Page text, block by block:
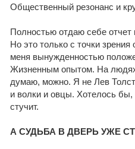
Общественный резонанс и
Полностью отдаю себе отчет
Но это только с точки
меня вынужденностью
Жизненным опытом. На людях
думаю, можно. Я не Лев
и волки и овцы. Хотелось
стучит.
А СУДЬБА В ДВЕРЬ УЖЕ